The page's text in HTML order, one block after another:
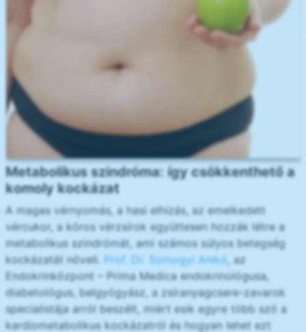
Metabolikus szindróma: így csökkenthető a
komoly kockázat
A magas vérnyomás, a hasi elhízás, az emelkedett
vércukor, a kóros vérzsírok együttesen hozzák létre a
metabolikus szindrómát, ami számos súlyos betegség
kockázatát növeli. Prof. Dr. Somogyi Anikó, az
Endokrinközpont – Prima Medica endokrinológusa,
diabetológus, belgyógyász, a zsíranyagcsere-zavarok
specialistája arról beszélt, miért esik egyre több szó a
kardiometabolikus kockázatról és hogyan lehet ezt